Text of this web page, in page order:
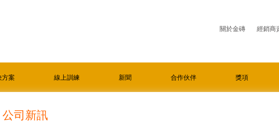
關於金磚 經銷商
方案 線上訓練 新聞 合作伙伴 獎項
公司新訊